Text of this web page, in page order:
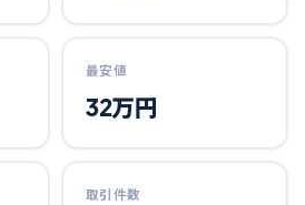
最安値
32万円
取引件数